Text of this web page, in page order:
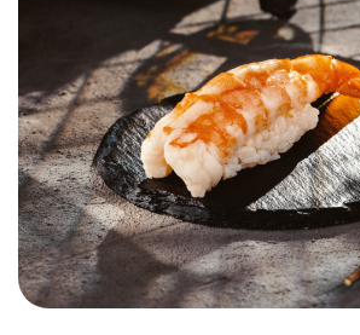
სენდვიჩი ნიგირები
პოკე & ბურიტო
სუპები და
სალათები